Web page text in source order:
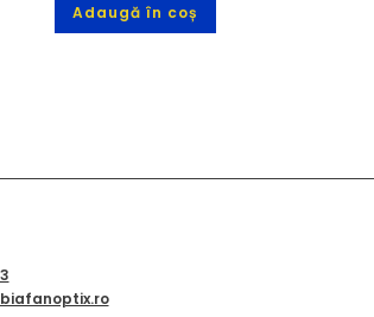
Adaugă în coș